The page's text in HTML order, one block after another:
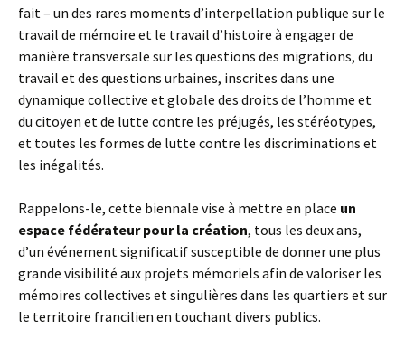
fait – un des rares moments d’interpellation publique sur le
travail de mémoire et le travail d’histoire à engager de
manière transversale sur les questions des migrations, du
travail et des questions urbaines, inscrites dans une
dynamique collective et globale des droits de l’homme et
du citoyen et de lutte contre les préjugés, les stéréotypes,
et toutes les formes de lutte contre les discriminations et
les inégalités.
Rappelons-le, cette biennale vise à mettre en place un
espace fédérateur pour la création, tous les deux ans,
d’un événement significatif susceptible de donner une plus
grande visibilité aux projets mémoriels afin de valoriser les
mémoires collectives et singulières dans les quartiers et sur
le territoire francilien en touchant divers publics.